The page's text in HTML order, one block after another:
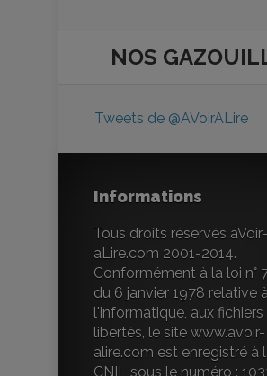
NOS
Tweets de @AVoirALire
Informations
Tous droits réservés aVoir-
aLire.com 2001-2014.
Conformément à la loi n°
du 6 janvier 1978 relative
l'informatique, aux
libertés, le site www.avoir-
alire.com est enregistré à
CNIL sous le numéro :